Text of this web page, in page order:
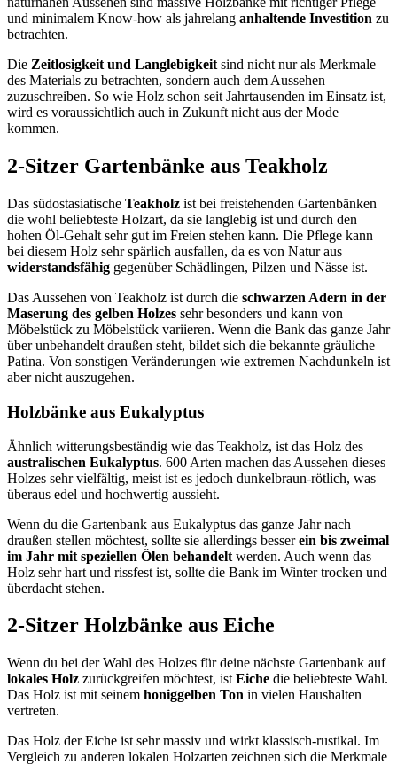
und minimalem Know-how als jahrelang anhaltende Investition zu
betrachten.
Die Zeitlosigkeit und Langlebigkeit sind nicht nur als Merkmale
des Materials zu betrachten, sondern auch dem Aussehen
zuzuschreiben. So wie Holz schon seit Jahrtausenden im Einsatz ist,
wird es voraussichtlich auch in Zukunft nicht aus der Mode
kommen.
2-Sitzer Gartenbänke aus Teakholz
Das südostasiatische Teakholz ist bei freistehenden Gartenbänken
die wohl beliebteste Holzart, da sie langlebig ist und durch den
hohen Öl-Gehalt sehr gut im Freien stehen kann. Die Pflege kann
bei diesem Holz sehr spärlich ausfallen, da es von Natur aus
widerstandsfähig gegenüber Schädlingen, Pilzen und Nässe ist.
Das Aussehen von Teakholz ist durch die schwarzen Adern in der
Maserung des gelben Holzes sehr besonders und kann von
Möbelstück zu Möbelstück variieren. Wenn die Bank das ganze Jahr
über unbehandelt draußen steht, bildet sich die bekannte gräuliche
Patina. Von sonstigen Veränderungen wie extremen Nachdunkeln ist
aber nicht auszugehen.
Holzbänke aus Eukalyptus
Ähnlich witterungsbeständig wie das Teakholz, ist das Holz des
australischen Eukalyptus. 600 Arten machen das Aussehen dieses
Holzes sehr vielfältig, meist ist es jedoch dunkelbraun-rötlich, was
überaus edel und hochwertig aussieht.
Wenn du die Gartenbank aus Eukalyptus das ganze Jahr nach
draußen stellen möchtest, sollte sie allerdings besserein bis zweimal
im Jahr mit speziellen Ölen behandelt werden. Auch wenn das
Holz sehr hart und rissfest ist, sollte die Bank im Winter trocken und
überdacht stehen.
2-Sitzer Holzbänke aus Eiche
Wenn du bei der Wahl des Holzes für deine nächste Gartenbank auf
lokales Holz zurückgreifen möchtest, ist Eiche die beliebteste Wahl.
Das Holz ist mit seinem honiggelben Ton in vielen Haushalten
vertreten.
Das Holz der Eiche ist sehr massiv und wirkt klassisch-rustikal. Im
Vergleich zu anderen lokalen Holzarten zeichnen sich die Merkmale